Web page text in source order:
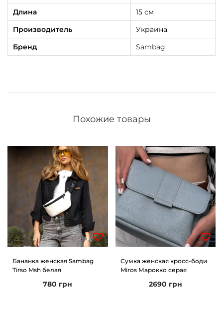
Длина
15 см
Производитель
Украина
Бренд
Sambag
Похожие товары
Бананка женская Sambag
Tirso Msh белая
780 грн
Сумка женская кросс-боди
Miros Марокко серая
2690 грн